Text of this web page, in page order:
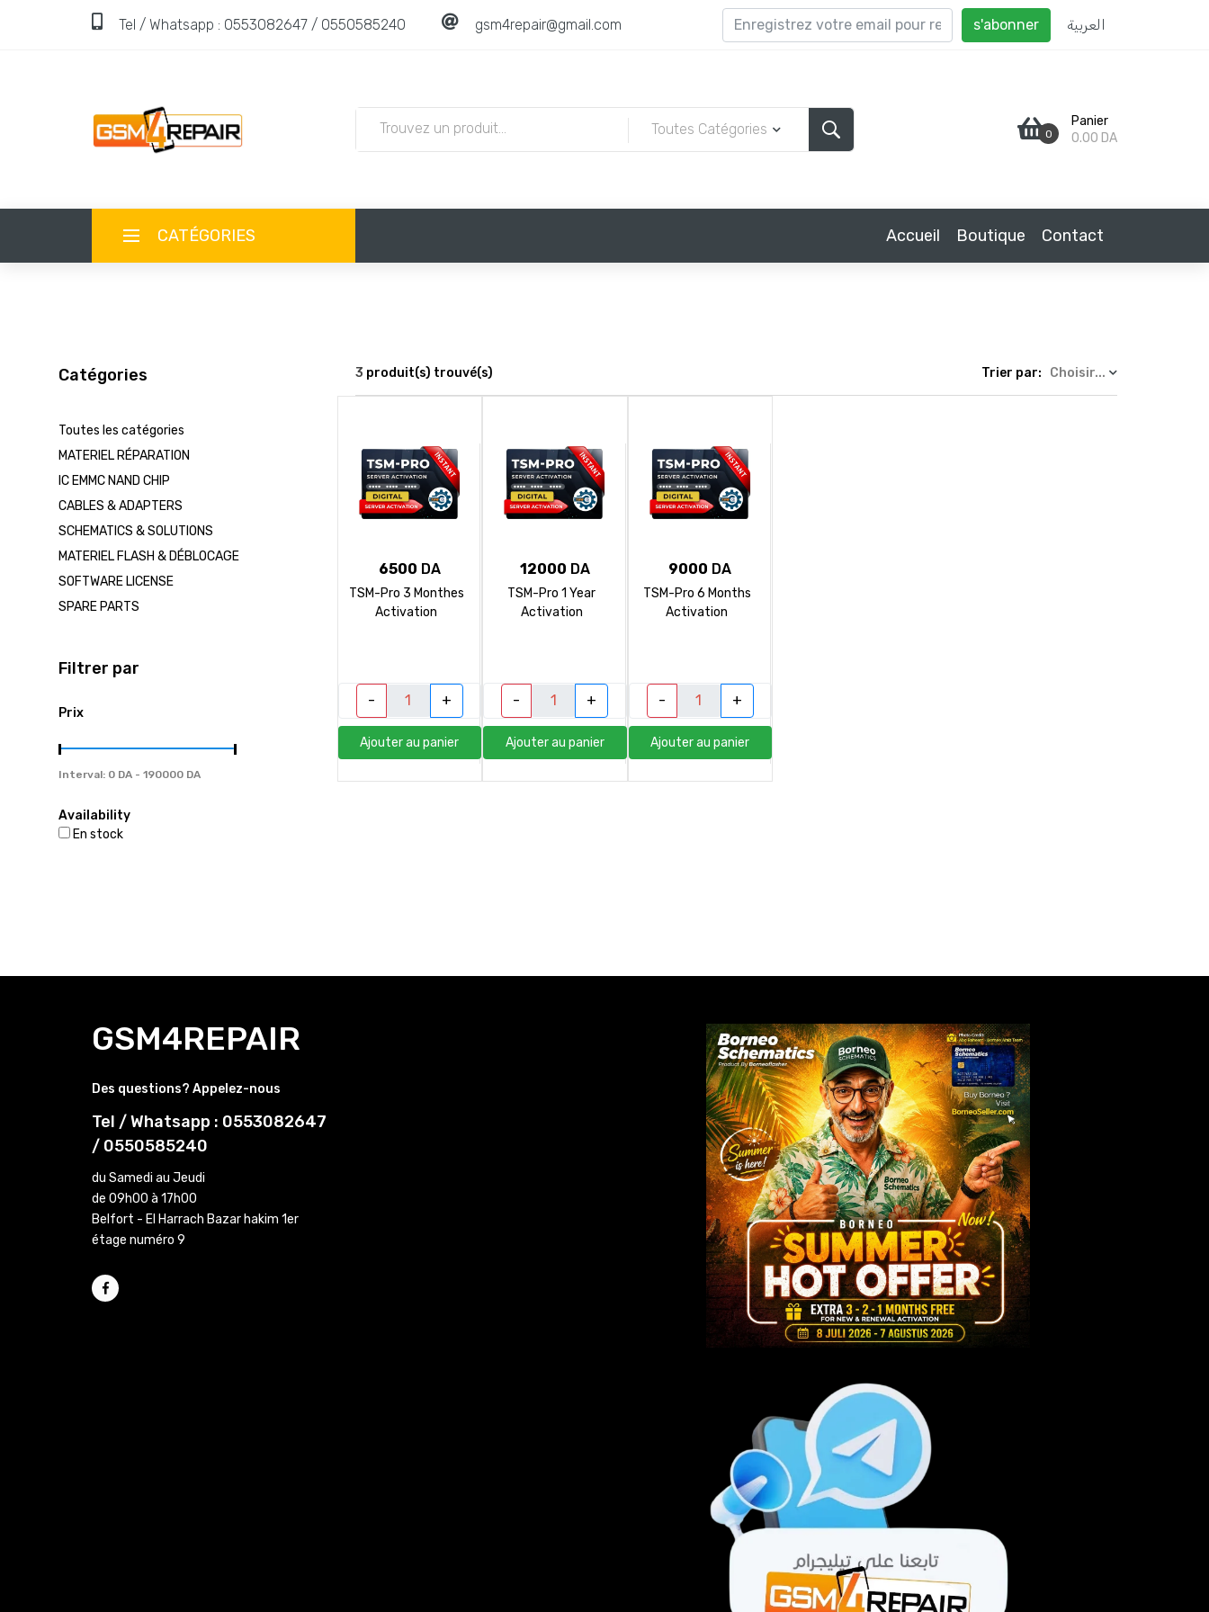
Tel / Whatsapp : 0553082647 / 0550585240 gsm4repair@gmail.com العربية
Toutes Catégories 0
Panier
0.00 DA
CATÉGORIES Accueil Boutique Contact
العربية
Tel / Whatsapp : 0553082647 / 0550585240
Catégories
Toutes les catégories
MATERIEL RÉPARATION
IC EMMC NAND CHIP
CABLES & ADAPTERS
SCHEMATICS & SOLUTIONS
MATERIEL FLASH & DÉBLOCAGE
SOFTWARE LICENSE
SPARE PARTS
Filtrer par
Prix
Interval:
Availability
En stock
3 produit(s) trouvé(s) Trier par: Choisir...
6500 DA
TSM-Pro 3 Monthes
Activation
- +
Ajouter au panier
12000 DA
TSM-Pro 1 Year
Activation
- +
Ajouter au panier
9000 DA
TSM-Pro 6 Months
Activation
- +
Ajouter au panier
GSM4REPAIR
Des questions? Appelez-nous
Tel / Whatsapp : 0553082647
/ 0550585240
du Samedi au Jeudi
de 09h00 à 17h00
Belfort - El Harrach Bazar hakim 1er
étage numéro 9